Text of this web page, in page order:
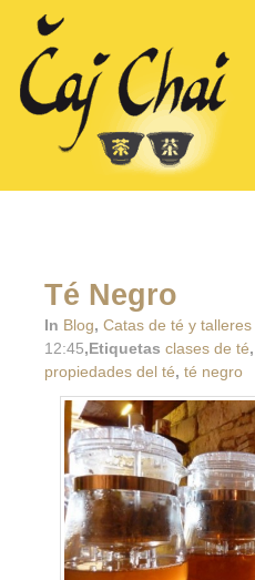
Té Negro
In Blog, Catas de té y talleres
12:45,Etiquetas clases de té,
propiedades del té, té negro